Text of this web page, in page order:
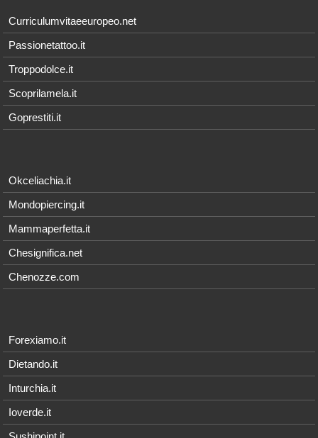
Curriculumvitaeeuropeo.net
Passionetattoo.it
Troppodolce.it
Scoprilamela.it
Goprestiti.it
Okceliachia.it
Mondopiercing.it
Mammaperfetta.it
Chesignifica.net
Chenozze.com
Forexiamo.it
Dietando.it
Inturchia.it
Ioverde.it